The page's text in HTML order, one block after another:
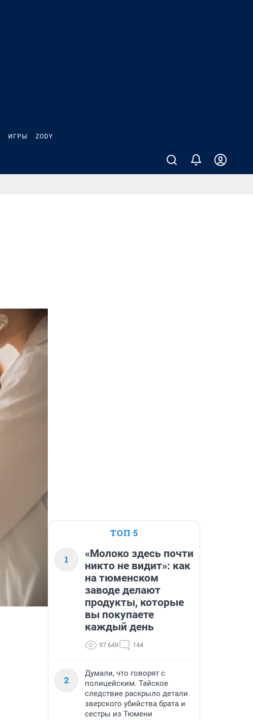
ИГРЫ ZODY
ТОП 5
1
«Молоко здесь почти
никто не видит»: как
на тюменском
заводе делают
продукты, которые
вы покупаете
каждый день
97 649 144
2
Думали, что говорят с
полицейским. Тайское
следствие раскрыло детали
зверского убийства брата и
сестры из Тюмени